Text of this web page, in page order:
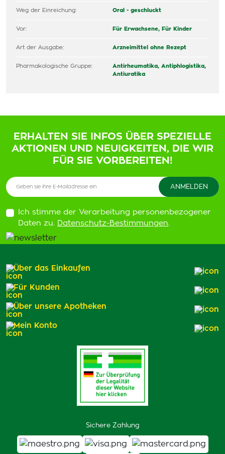
Weg der Einreichung: Oral - geschluckt
Vor: Für Erwachsene, Für Kinder
Art der Ausgabe: Arzneimittel ohne Rezept
Pharmakologische Gruppe:
Antirheumatika, Antiphlogistika,
Antiuratika
ERHALTEN SIE INFOS ÜBER SPEZIELLE
AKTIONEN UND NEUIGKEITEN, DIE WIR
FÜR SIE VORBEREITEN!
Ich stimme der Verarbeitung personenbezogener
Daten zu. Datenschutz-Bestimmungen.
Sichere Zahlung
Über das Einkaufen
Für Kunden
Über unsere Apotheken
Mein Konto